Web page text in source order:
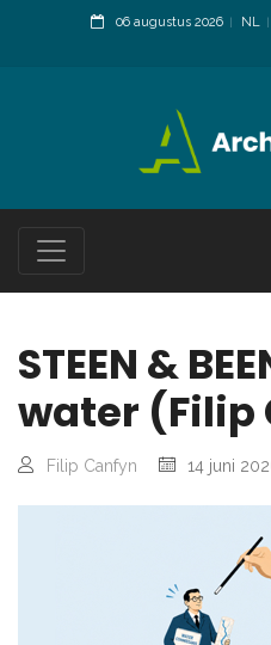
06 augustus 2026 NL
STEEN &
water (Filip
Filip Canfyn 14 juni